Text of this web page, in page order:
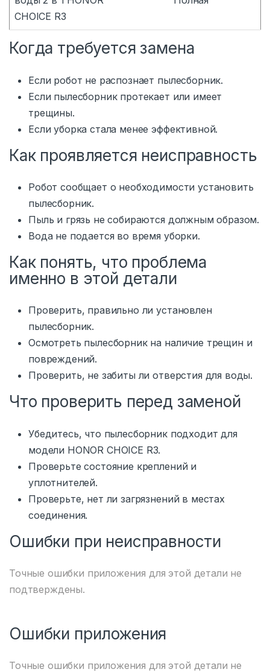
CHOICE R3
Когда требуется замена
Если робот не распознает пылесборник.
Если пылесборник протекает или имеет
трещины.
Если уборка стала менее эффективной.
Как проявляется неисправность
Робот сообщает о необходимости установить
пылесборник.
Пыль и грязь не собираются должным образом.
Вода не подается во время уборки.
Как понять, что проблема
именно в этой детали
Проверить, правильно ли установлен
пылесборник.
Осмотреть пылесборник на наличие трещин и
повреждений.
Проверить, не забиты ли отверстия для воды.
Что проверить перед заменой
Убедитесь, что пылесборник подходит для
модели HONOR CHOICE R3.
Проверьте состояние креплений и
уплотнителей.
Проверьте, нет ли загрязнений в местах
соединения.
Ошибки при неисправности
Точные ошибки приложения для этой детали не
подтверждены.
Ошибки приложения
Точные ошибки приложения для этой детали не